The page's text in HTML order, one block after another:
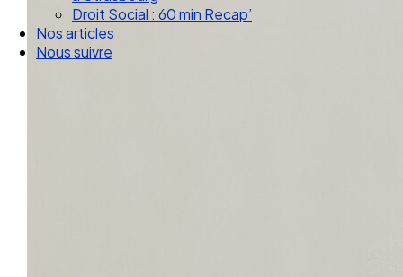
Droit Social : 60 min Recap’
Nos articles
Nous suivre